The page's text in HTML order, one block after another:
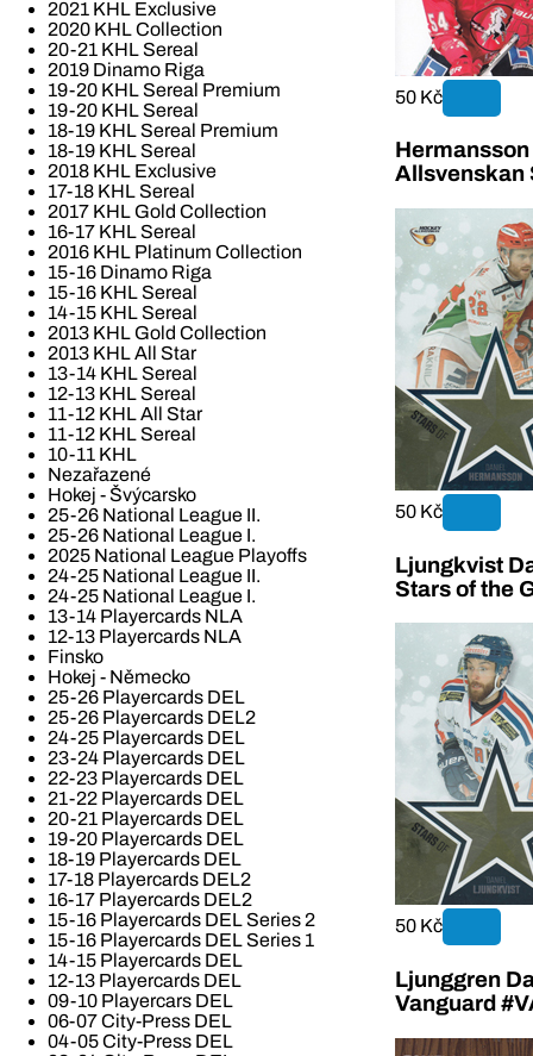
2021 KHL Exclusive
2020 KHL Collection
20-21 KHL Sereal
2019 Dinamo Riga
19-20 KHL Sereal Premium
19-20 KHL Sereal
18-19 KHL Sereal Premium
18-19 KHL Sereal
2018 KHL Exclusive
17-18 KHL Sereal
2017 KHL Gold Collection
16-17 KHL Sereal
2016 KHL Platinum Collection
15-16 Dinamo Riga
15-16 KHL Sereal
14-15 KHL Sereal
2013 KHL Gold Collection
2013 KHL All Star
13-14 KHL Sereal
12-13 KHL Sereal
11-12 KHL All Star
11-12 KHL Sereal
10-11 KHL
Nezařazené
Hokej - Švýcarsko
25-26 National League II.
25-26 National League I.
2025 National League Playoffs
24-25 National League II.
24-25 National League I.
13-14 Playercards NLA
12-13 Playercards NLA
Finsko
Hokej - Německo
25-26 Playercards DEL
25-26 Playercards DEL2
24-25 Playercards DEL
23-24 Playercards DEL
22-23 Playercards DEL
21-22 Playercards DEL
20-21 Playercards DEL
19-20 Playercards DEL
18-19 Playercards DEL
17-18 Playercards DEL2
16-17 Playercards DEL2
15-16 Playercards DEL Series 2
15-16 Playercards DEL Series 1
14-15 Playercards DEL
12-13 Playercards DEL
09-10 Playercars DEL
06-07 City-Press DEL
04-05 City-Press DEL
50 Kč
Allsvenskan
50 Kč
Ljungkvist
Stars of the
50 Kč
Ljunggren
Vanguard